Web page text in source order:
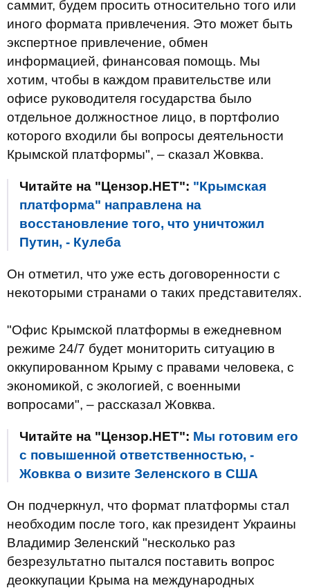
саммит, будем просить относительно того или
иного формата привлечения. Это может быть
экспертное привлечение, обмен
информацией, финансовая помощь. Мы
хотим, чтобы в каждом правительстве или
офисе руководителя государства было
отдельное должностное лицо, в портфолио
которого входили бы вопросы деятельности
Крымской платформы", – сказал Жовква.
Читайте на "Цензор.НЕТ": "Крымская
платформа" направлена на
восстановление того, что уничтожил
Путин, - Кулеба
Он отметил, что уже есть договоренности с
некоторыми странами о таких представителях.
"Офис Крымской платформы в ежедневном
режиме 24/7 будет мониторить ситуацию в
оккупированном Крыму с правами человека, с
экономикой, с экологией, с военными
вопросами", – рассказал Жовква.
Читайте на "Цензор.НЕТ": Мы готовим его
с повышенной ответственностью, -
Жовква о визите Зеленского в США
Он подчеркнул, что формат платформы стал
необходим после того, как президент Украины
Владимир Зеленский "несколько раз
безрезультатно пытался поставить вопрос
деоккупации Крыма на международных